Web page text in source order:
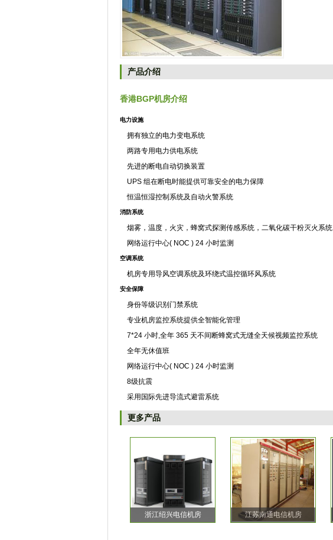
产品介绍
香港BGP机房介绍
电力设施
拥有独立的电力变电系统
两路专用电力供电系统
先进的断电自动切换装置
UPS 组在断电时能提供可靠安全的电力保障
恒温恒湿控制系统及自动火警系统
消防系统
烟雾，温度，火灾，蜂窝式探测传感系统，二氧化碳干粉灭火系统
网络运行中心( NOC ) 24 小时监测
空调系统
机房专用导风空调系统及环绕式温控循环风系统
安全保障
身份等级识别门禁系统
专业机房监控系统提供全智能化管理
7*24 小时,全年 365 天不间断蜂窝式无缝全天候视频监控系统
全年无休值班
网络运行中心( NOC ) 24 小时监测
8级抗震
采用国际先进导流式避雷系统
更多产品
浙江绍兴电信机房 江苏南通电信机房